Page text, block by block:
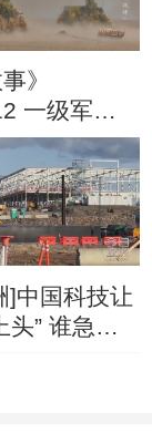
》
一级军士
神”
]中国科技让
头” 谁急